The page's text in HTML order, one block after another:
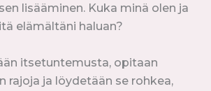
lisääminen. Kuka minä olen ja
elämältäni haluan?
itsetuntemusta, opitaan
rajoja ja löydetään se rohkea,